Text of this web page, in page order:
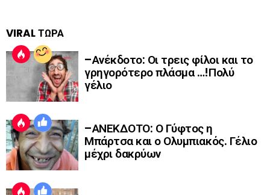
VIRAL ΤΩΡΑ
–Ανέκδοτο: Οι τρεις φίλοι και το
γρηγορότερο πλάσμα …!Πολύ
γέλιο
–ΑΝΕΚΔΟΤΟ: Ο Γύφτος η
Μπάρτσα και ο Ολυμπιακός. Γέλιο
μέχρι δακρύων